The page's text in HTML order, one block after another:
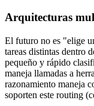
Arquitecturas
El futuro no es "elige
tareas distintas dentro
pequeño y rápido
maneja llamadas a
razonamiento maneja
soporten este routing